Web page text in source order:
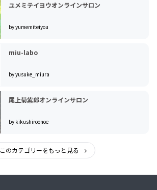
ユメミテイヨウオンラインサロン
by yumemiteiyou
miu-labo
by yusuke_miura
尾上菊紫郎オンラインサロン
by kikushiroonoe
このカテゴリーをもっと見る